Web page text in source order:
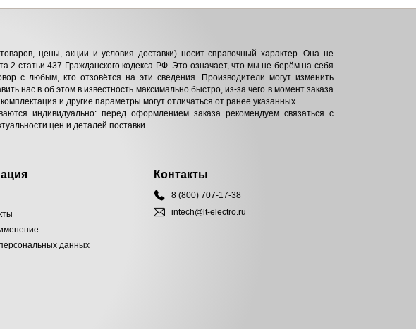
цены, акции и условия доставки) носит справочный характер. Она не
2 статьи 437 Гражданского кодекса РФ. Это означает, что мы не берём на себя
с любым, кто отзовётся на эти сведения. Производители могут изменить
нас в об этом в известность максимально быстро, из-за чего в момент заказа
и другие параметры могут отличаться от ранее указанных.
индивидуально: перед оформлением заказа рекомендуем связаться с
цен и деталей поставки.
данных
Контакты
8 (800) 707-17-38
intech@lt-electro.ru